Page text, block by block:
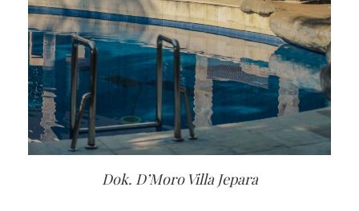
Dok. D’Moro Villa Jepara